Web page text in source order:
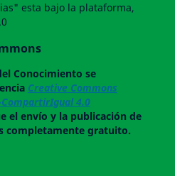
esta bajo la plataforma,
Conocimiento se
Creative Commons
4.0
el envío y la publicación de
completamente gratuito.